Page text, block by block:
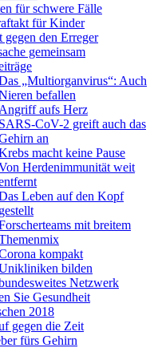
für schwere Fälle
für Kinder
gegen den Erreger
gemeinsam
„Multiorganvirus“: Auch
befallen
Angriff aufs Herz
SARS-CoV-2 greift auch das
an
macht keine Pause
Herdenimmunität weit
Leben auf den Kopf
gestellt
mit breitem
kompakt
bilden
Netzwerk
Sie Gesundheit
2018
gegen die Zeit
fürs Gehirn